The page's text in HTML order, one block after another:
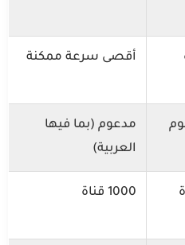
أقصى سرعة ممكنة
مدعوم (بما فيها
العربية)
1000 قناة